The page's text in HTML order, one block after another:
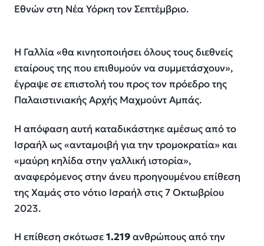
Εθνών στη Νέα Υόρκη τον Σεπτέμβριο.
Η Γαλλία «θα κινητοποιήσει όλους τους διεθνείς
εταίρους της που επιθυμούν να συμμετάσχουν»,
έγραψε σε επιστολή του προς τον πρόεδρο της
Παλαιστινιακής Αρχής Μαχμούντ Αμπάς.
Η απόφαση αυτή καταδικάστηκε αμέσως από το
Ισραήλ ως «ανταμοιβή για την τρομοκρατία» και
«μαύρη κηλίδα στην γαλλική ιστορία»,
αναφερόμενος στην άνευ προηγουμένου επίθεση
της Χαμάς στο νότιο Ισραήλ στις 7 Οκτωβρίου
2023.
Η επίθεση σκότωσε1.219ανθρώπους από την